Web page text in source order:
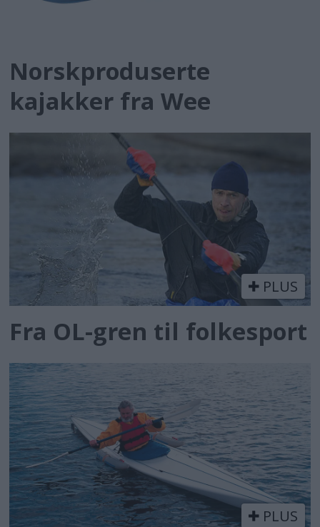
Norskproduserte
kajakker fra Wee
PLUS
Fra OL-gren til folkesport
PLUS